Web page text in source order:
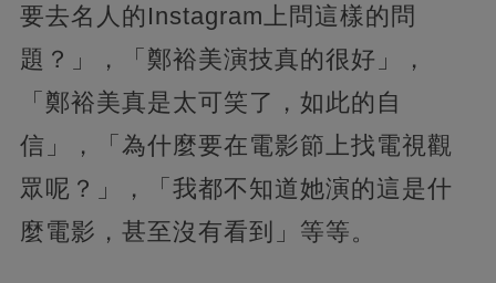
要去名人的Instagram上問這樣的問
題？」，「鄭裕美演技真的很好」，
「鄭裕美真是太可笑了，如此的自
信」，「為什麼要在電影節上找電視觀
眾呢？」，「我都不知道她演的這是什
麼電影，甚至沒有看到」等等。